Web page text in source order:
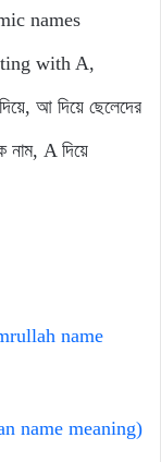
names
with A,
আ দিয়ে ছেলেদের
নাম, A দিয়ে
name
name meaning)